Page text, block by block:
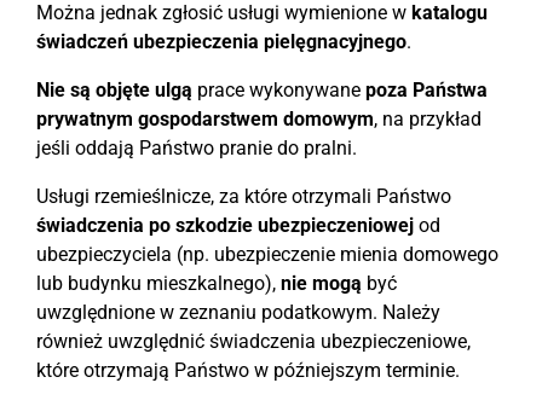
Można jednak zgłosić usługi wymienione w katalogu
świadczeń ubezpieczenia pielęgnacyjnego.
Nie są objęte ulgą prace wykonywane poza Państwa
prywatnym gospodarstwem domowym, na przykład
jeśli oddają Państwo pranie do pralni.
Usługi rzemieślnicze, za które otrzymali Państwo
świadczenia po szkodzie ubezpieczeniowej od
ubezpieczyciela (np. ubezpieczenie mienia domowego
lub budynku mieszkalnego), nie mogą być
uwzględnione w zeznaniu podatkowym. Należy
również uwzględnić świadczenia ubezpieczeniowe,
które otrzymają Państwo w późniejszym terminie.